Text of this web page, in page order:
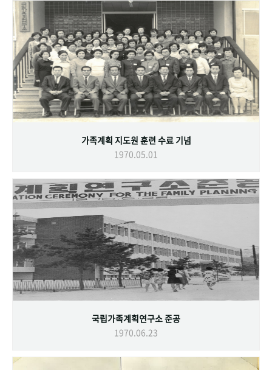
가족계획 지도원 훈련 수료 기념
1970.05.01
국립가족계획연구소 준공
1970.06.23